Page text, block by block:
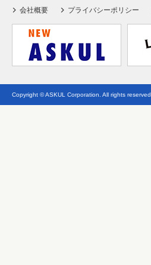
会社概要 プライバシーポリシー
Copyright © ASKUL Corporation. All rights reserved.